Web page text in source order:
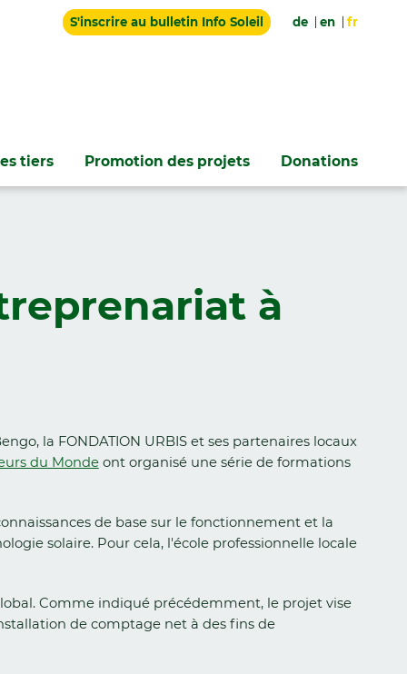
S'inscrire au bulletin Info Soleil de en fr
tiers Promotion des projets Donations
à
la FONDATION URBIS et ses partenaires locaux
du Mondeont organisé une série de formations
de base sur le fonctionnement et la
solaire. Pour cela, l'école professionnelle locale
Comme indiqué précédemment, le projet vise
de comptage net à des fins de